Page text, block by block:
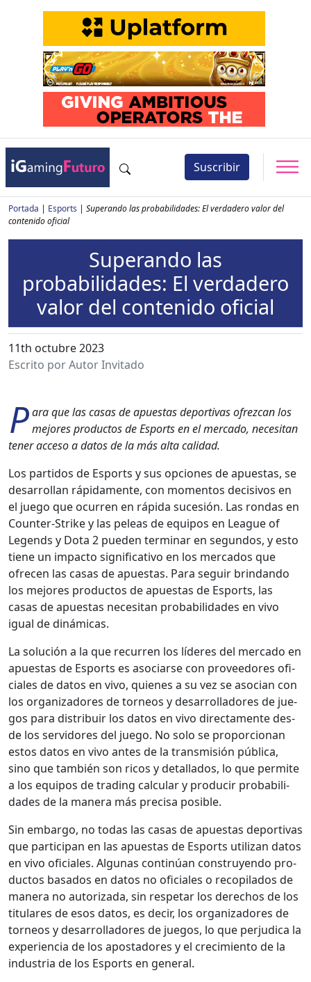
Suscribir
Portada | Esports | Superando las probabilidades: El verdadero valor del
contenido oficial
Superando las
probabilidades: El verdadero
valor del contenido oficial
11th octubre 2023
Escrito por Autor Invitado
Para que las casas de apues­tas deporti­vas ofrez­can los
mejores pro­duc­tos de Esports en el mer­ca­do, nece­si­tan
ten­er acce­so a datos de la más alta cal­i­dad.
Los par­tidos de Esports y sus opciones de apues­tas, se
desar­rol­lan ráp­i­da­mente, con momen­tos deci­sivos en
el juego que ocur­ren en ráp­i­da suce­sión. Las ron­das en
Counter-Strike y las peleas de equipos en League of
Leg­ends y Dota 2 pueden ter­mi­nar en segun­dos, y esto
tiene un impacto sig­ni­fica­ti­vo en los mer­ca­dos que
ofre­cen las casas de apues­tas. Para seguir brin­dan­do
los mejores pro­duc­tos de apues­tas de Esports, las
casas de apues­tas nece­si­tan prob­a­bil­i­dades en vivo
igual de dinámi­cas.
La solu­ción a la que recur­ren los líderes del mer­ca­do en
apues­tas de Esports es aso­cia­rse con provee­dores ofi­
ciales de datos en vivo, quienes a su vez se aso­cian con
los orga­ni­zadores de tor­neos y desar­rol­ladores de jue­
gos para dis­tribuir los datos en vivo direc­ta­mente des­
de los servi­dores del juego. No solo se pro­por­cio­nan
estos datos en vivo antes de la trans­misión públi­ca,
sino que tam­bién son ricos y detal­la­dos, lo que per­mite
a los equipos de trad­ing cal­cu­lar y pro­ducir prob­a­bil­i­
dades de la man­era más pre­cisa posi­ble.
Sin embar­go, no todas las casas de apues­tas deporti­vas
que par­tic­i­pan en las apues­tas de Esports uti­lizan datos
en vivo ofi­ciales. Algu­nas con­tinúan con­struyen­do pro­
duc­tos basa­dos en datos no ofi­ciales o recopi­la­dos de
man­era no autor­iza­da, sin respetar los dere­chos de los
tit­u­lares de esos datos, es decir, los orga­ni­zadores de
tor­neos y desar­rol­ladores de jue­gos, lo que per­ju­di­ca la
expe­ri­en­cia de los apos­ta­dores y el crec­imien­to de la
indus­tria de los Esports en gen­er­al.